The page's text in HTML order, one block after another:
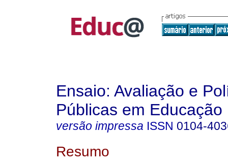
Ensaio: Avaliação e
Públicas em Educação
versão impressa ISSN 0104-
Resumo